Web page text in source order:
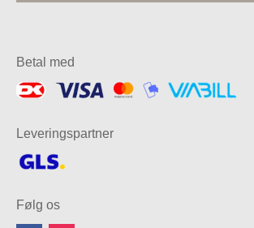
Betal med
Leveringspartner
Følg os